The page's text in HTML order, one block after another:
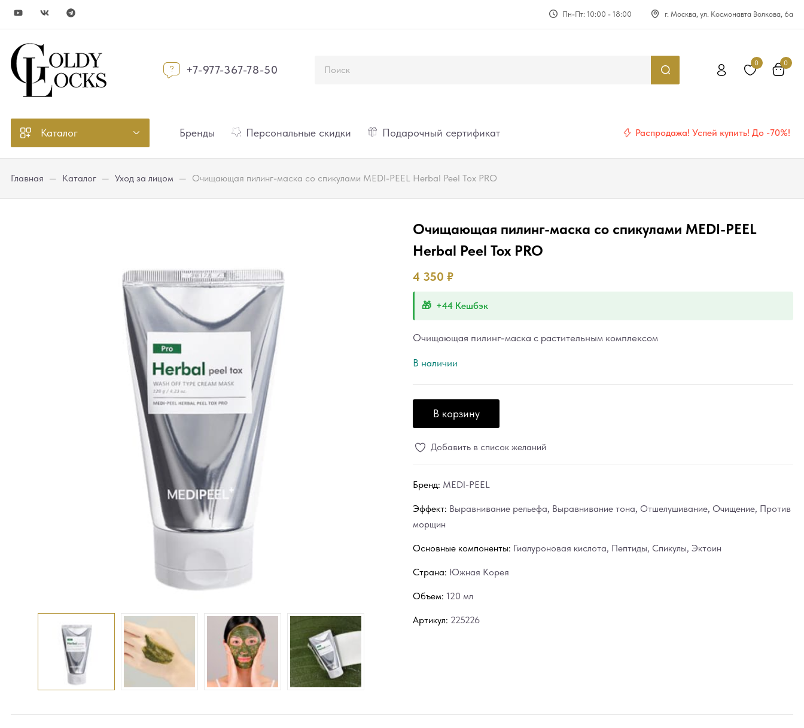
Пн-Пт: 10:00 - 18:00 г. Москва, ул. Космонавта Волкова, 6а
+7-977-367-78-50 0 0
Каталог Бренды Персональные скидки Подарочный сертификат Распродажа! Успей купить! До -70%!
Главная — Каталог — Уход за лицом — Очищающая пилинг-маска со спикулами MEDI-PEEL Herbal Peel Tox PRO
Очищающая пилинг-маска со спикулами MEDI-PEEL
Herbal Peel Tox PRO
4 350 ₽
+44 Кешбэк
Очищающая пилинг-маска с растительным комплексом
В наличии
В корзину
Добавить в список желаний
Бренд: MEDI-PEEL
Эффект: Выравнивание рельефа, Выравнивание тона, Отшелушивание, Очищение, Против
морщин
Основные компоненты: Гиалуроновая кислота, Пептиды, Спикулы, Эктоин
Страна: Южная Корея
Объем: 120 мл
Артикул: 225226